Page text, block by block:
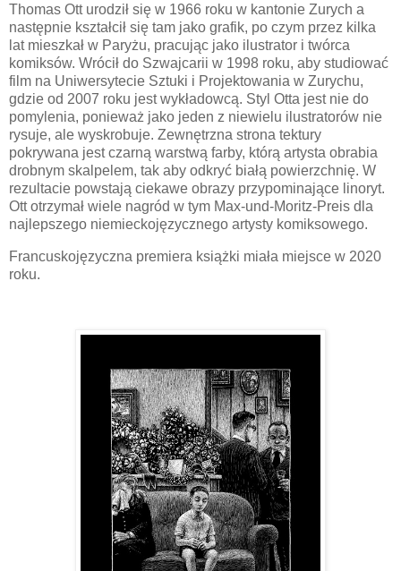
Thomas Ott urodził się w 1966 roku w kantonie Zurych a
następnie kształcił się tam jako grafik, po czym przez kilka
lat mieszkał w Paryżu, pracując jako ilustrator i twórca
komiksów. Wrócił do Szwajcarii w 1998 roku, aby studiować
film na Uniwersytecie Sztuki i Projektowania w Zurychu,
gdzie od 2007 roku jest wykładowcą. Styl Otta jest nie do
pomylenia, ponieważ jako jeden z niewielu ilustratorów nie
rysuje, ale wyskrobuje. Zewnętrzna strona tektury
pokrywana jest czarną warstwą farby, którą artysta obrabia
drobnym skalpelem, tak aby odkryć białą powierzchnię. W
rezultacie powstają ciekawe obrazy przypominające linoryt.
Ott otrzymał wiele nagród w tym Max-und-Moritz-Preis dla
najlepszego niemieckojęzycznego artysty komiksowego.
Francuskojęzyczna premiera książki miała miejsce w 2020
roku.